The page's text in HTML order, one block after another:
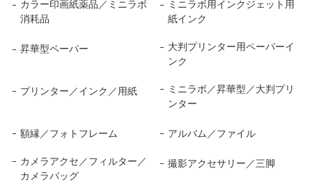
カラー印画紙薬品／ミニラボ
消耗品
ミニラボ用インクジェット用
紙インク
昇華型ペーパー
大判プリンター用ペーパーイ
ンク
プリンター／インク／用紙
ミニラボ／昇華型／大判プリ
ンター
額縁／フォトフレーム アルバム／ファイル
カメラアクセ／フィルター／
カメラバッグ
撮影アクセサリー／三脚